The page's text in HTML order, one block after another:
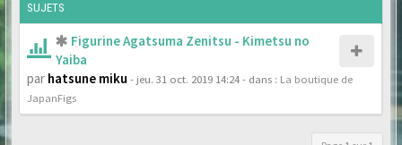
SUJETS
Figurine Agatsuma Zenitsu - Kimetsu no
Yaiba
par hatsune miku - jeu. 31 oct. 2019 14:24- dans : La boutique de
JapanFigs